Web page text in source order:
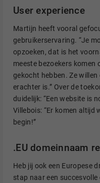
User experience
Martijn heeft vooral
gebruikerservaring. “Je
opzoeken, dat is het
meeste bezoekers komen
gekocht hebben. Ze
erachter is.” Over de
duidelijk: “Een website is
Villebois: “Er komen altijd
begin!”
.EU domeinnaam
Heb jij ook een Europese
stap naar een succesvolle